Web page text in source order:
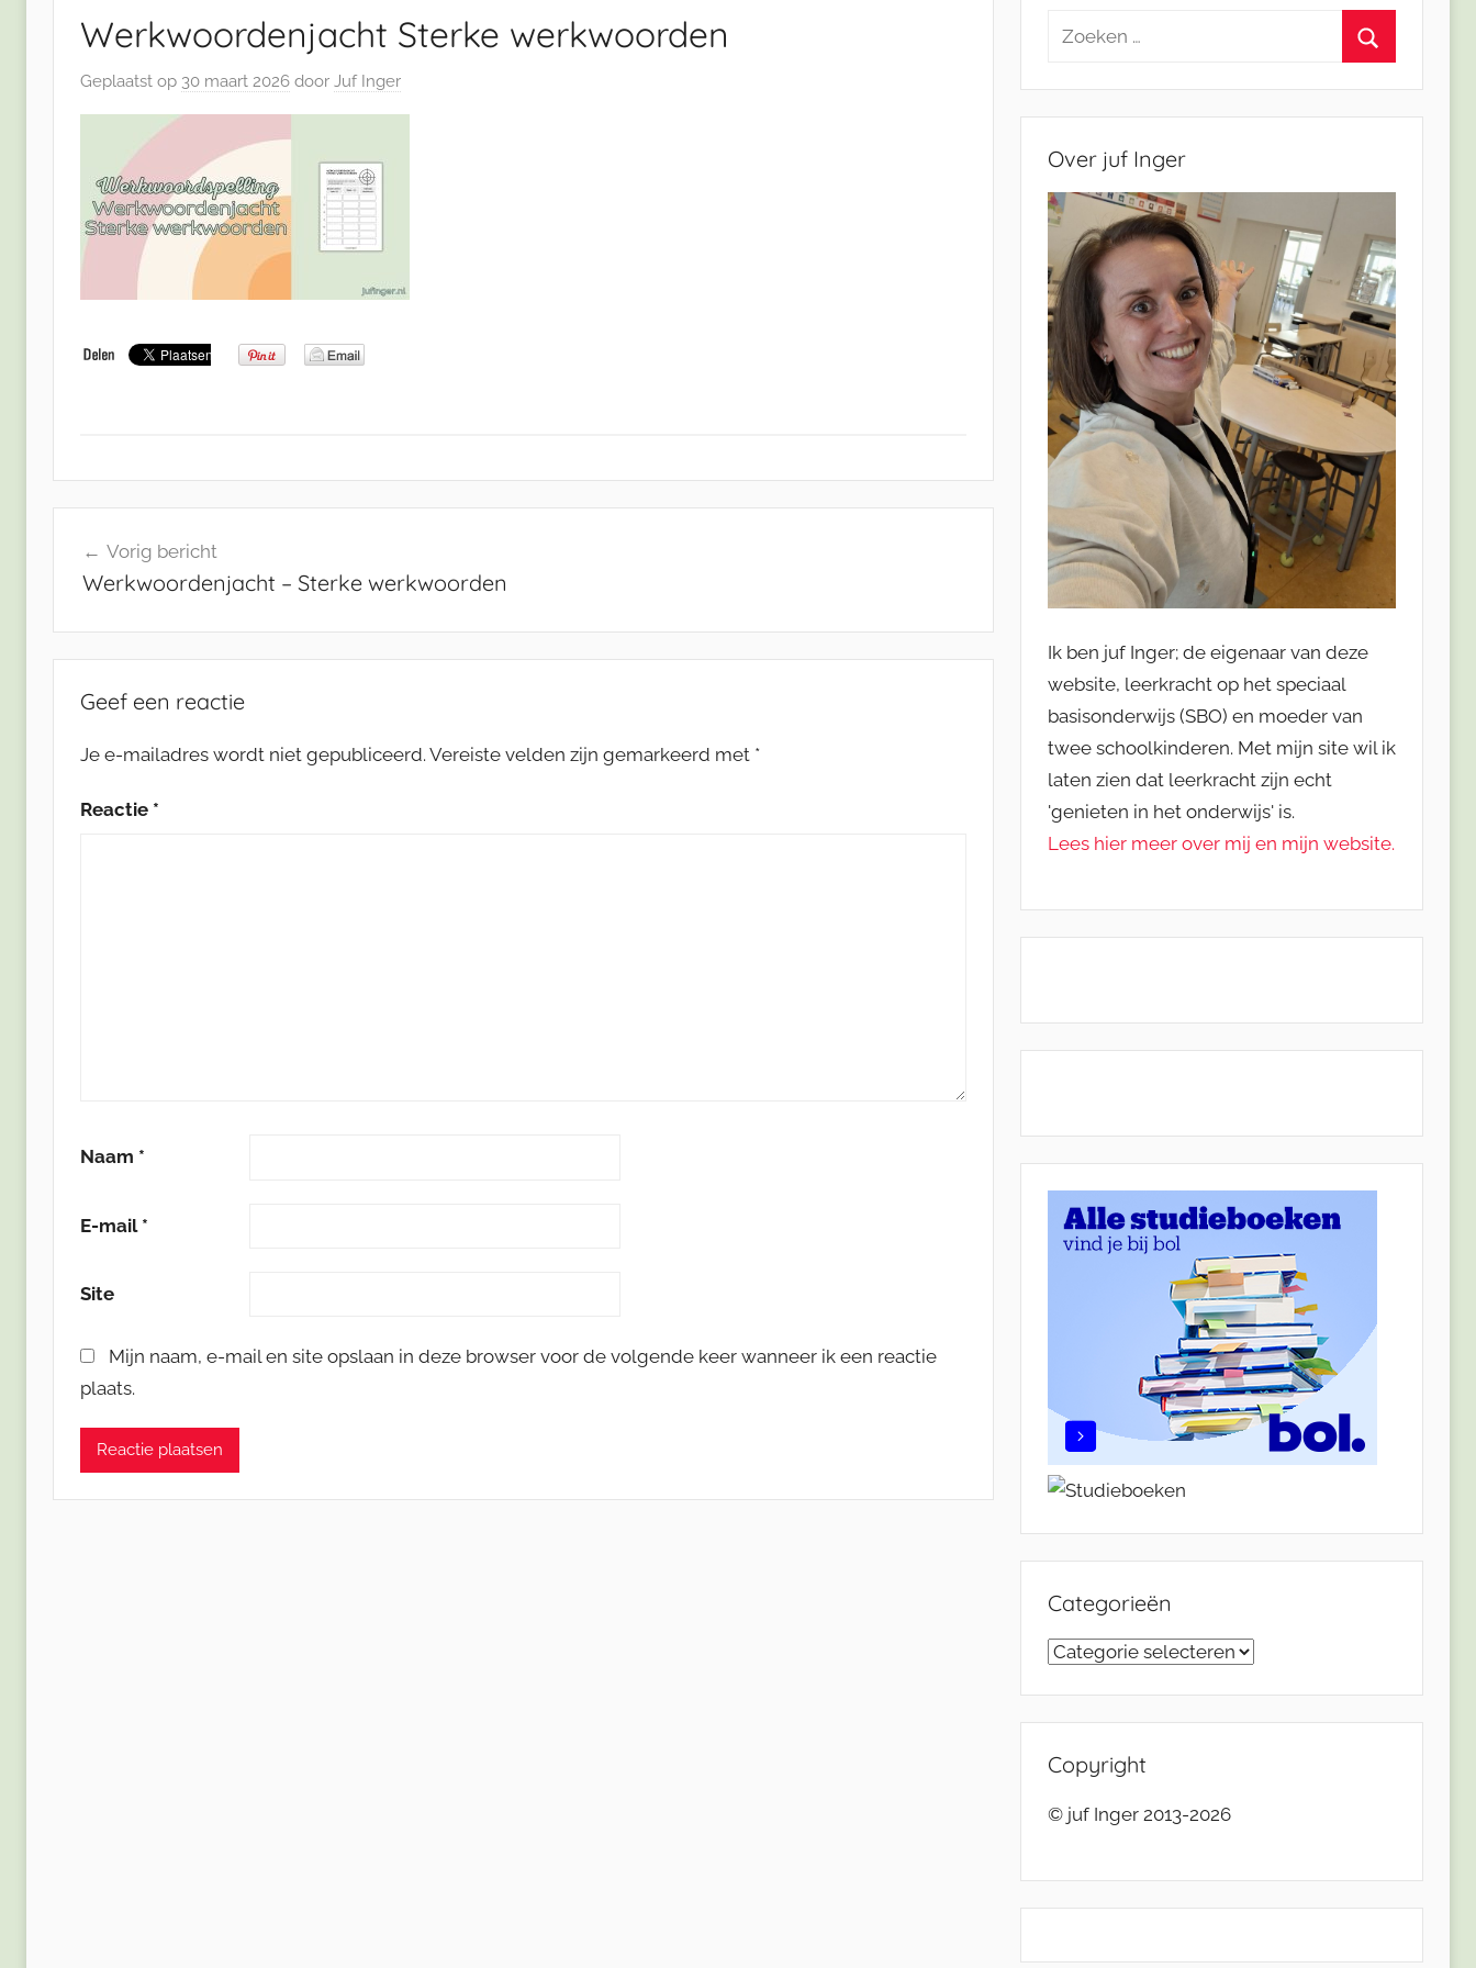
Werkwoordenjacht Sterke werkwoorden
Geplaatst op 30 maart 2026 door Juf Inger
navigatie
Vorig bericht
Werkwoordenjacht – Sterke werkwoorden
Geef een reactie
Je e-mailadres wordt niet gepubliceerd. Vereiste velden zijn gemarkeerd met *
Reactie *
Naam *
E-mail *
Site
Mijn naam, e-mail en site opslaan in deze browser voor de volgende keer wanneer ik een reactie
plaats.
Zoeken
Over juf Inger
Ik ben juf Inger; de eigenaar van deze
website, leerkracht op het speciaal
basisonderwijs (SBO) en moeder van
twee schoolkinderen. Met mijn site wil ik
laten zien dat leerkracht zijn echt
'genieten in het onderwijs' is.
Lees hier meer over mij en mijn website.
Categorieën
Categorieën
Copyright
© juf Inger 2013-2026